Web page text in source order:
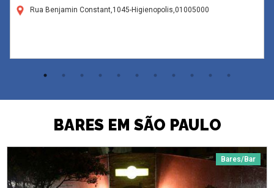
Rua Benjamin Constant,1045-Higienopolis,01005000
BARES EM SÃO PAULO
Bares/Bar